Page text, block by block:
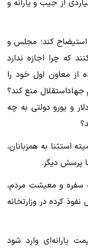
از جیب و یارانه و
استیضاح کند؛ مجلس و
که چرا اجازه ندارد
از معاون اول خود را
جهاداستقلال منع کند؟
حدود ۱۲ میلیارد دلار و یورو دولتی به چه
استثنا به همزبانان،
پرسش دیگر.
سفره و معیشت مردم،
کرده در وزارتخانه
یارانه‌ای وارد شود